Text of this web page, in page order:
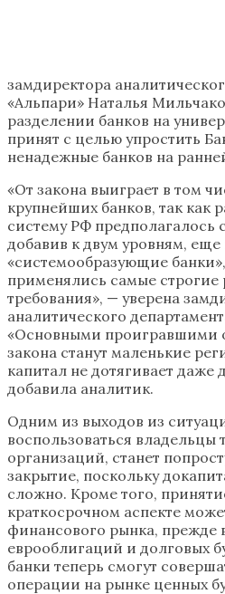
замдиректора
«Альпари» Наталья
разделении банков на
принят с целью упростить
ненадежные банков на
«От закона выиграет в том
крупнейших банков, так как
систему РФ предполагалось
добавив к двум уровням, еще
«системообразующие
применялись самые строгие
требования», — уверена
аналитического
«Основными проигравшими
закона станут маленькие
капитал не дотягивает даже
добавила аналитик.
Одним из выходов из
воспользоваться владельцы
организаций, станет
закрытие, поскольку
сложно. Кроме того,
краткосрочном аспекте
финансового рынка, прежде
еврооблигаций и долговых
банки теперь смогут
операции на рынке ценных